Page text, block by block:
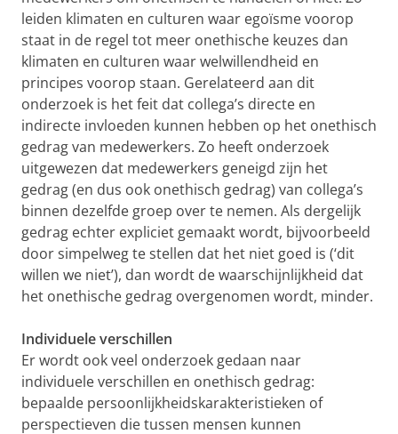
leiden klimaten en culturen waar egoïsme voorop
staat in de regel tot meer onethische keuzes dan
klimaten en culturen waar welwillendheid en
principes voorop staan. Gerelateerd aan dit
onderzoek is het feit dat collega’s directe en
indirecte invloeden kunnen hebben op het onethisch
gedrag van medewerkers. Zo heeft onderzoek
uitgewezen dat medewerkers geneigd zijn het
gedrag (en dus ook onethisch gedrag) van collega’s
binnen dezelfde groep over te nemen. Als dergelijk
gedrag echter expliciet gemaakt wordt, bijvoorbeeld
door simpelweg te stellen dat het niet goed is (‘dit
willen we niet’), dan wordt de waarschijnlijkheid dat
het onethische gedrag overgenomen wordt, minder.
Individuele verschillen
Er wordt ook veel onderzoek gedaan naar
individuele verschillen en onethisch gedrag:
bepaalde persoonlijkheidskarakteristieken of
perspectieven die tussen mensen kunnen